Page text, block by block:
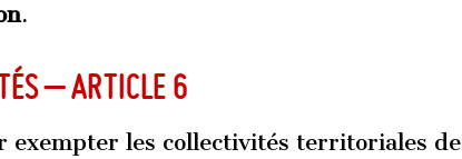
.
– article 6
exempter les collectivités territoriales de